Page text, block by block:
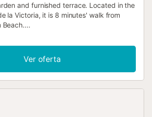
and furnished terrace. Located in the
la Victoria, it is 8 minutes' walk from
Beach....
Ver oferta